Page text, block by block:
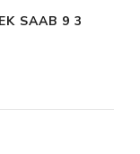
SAAB 9 3